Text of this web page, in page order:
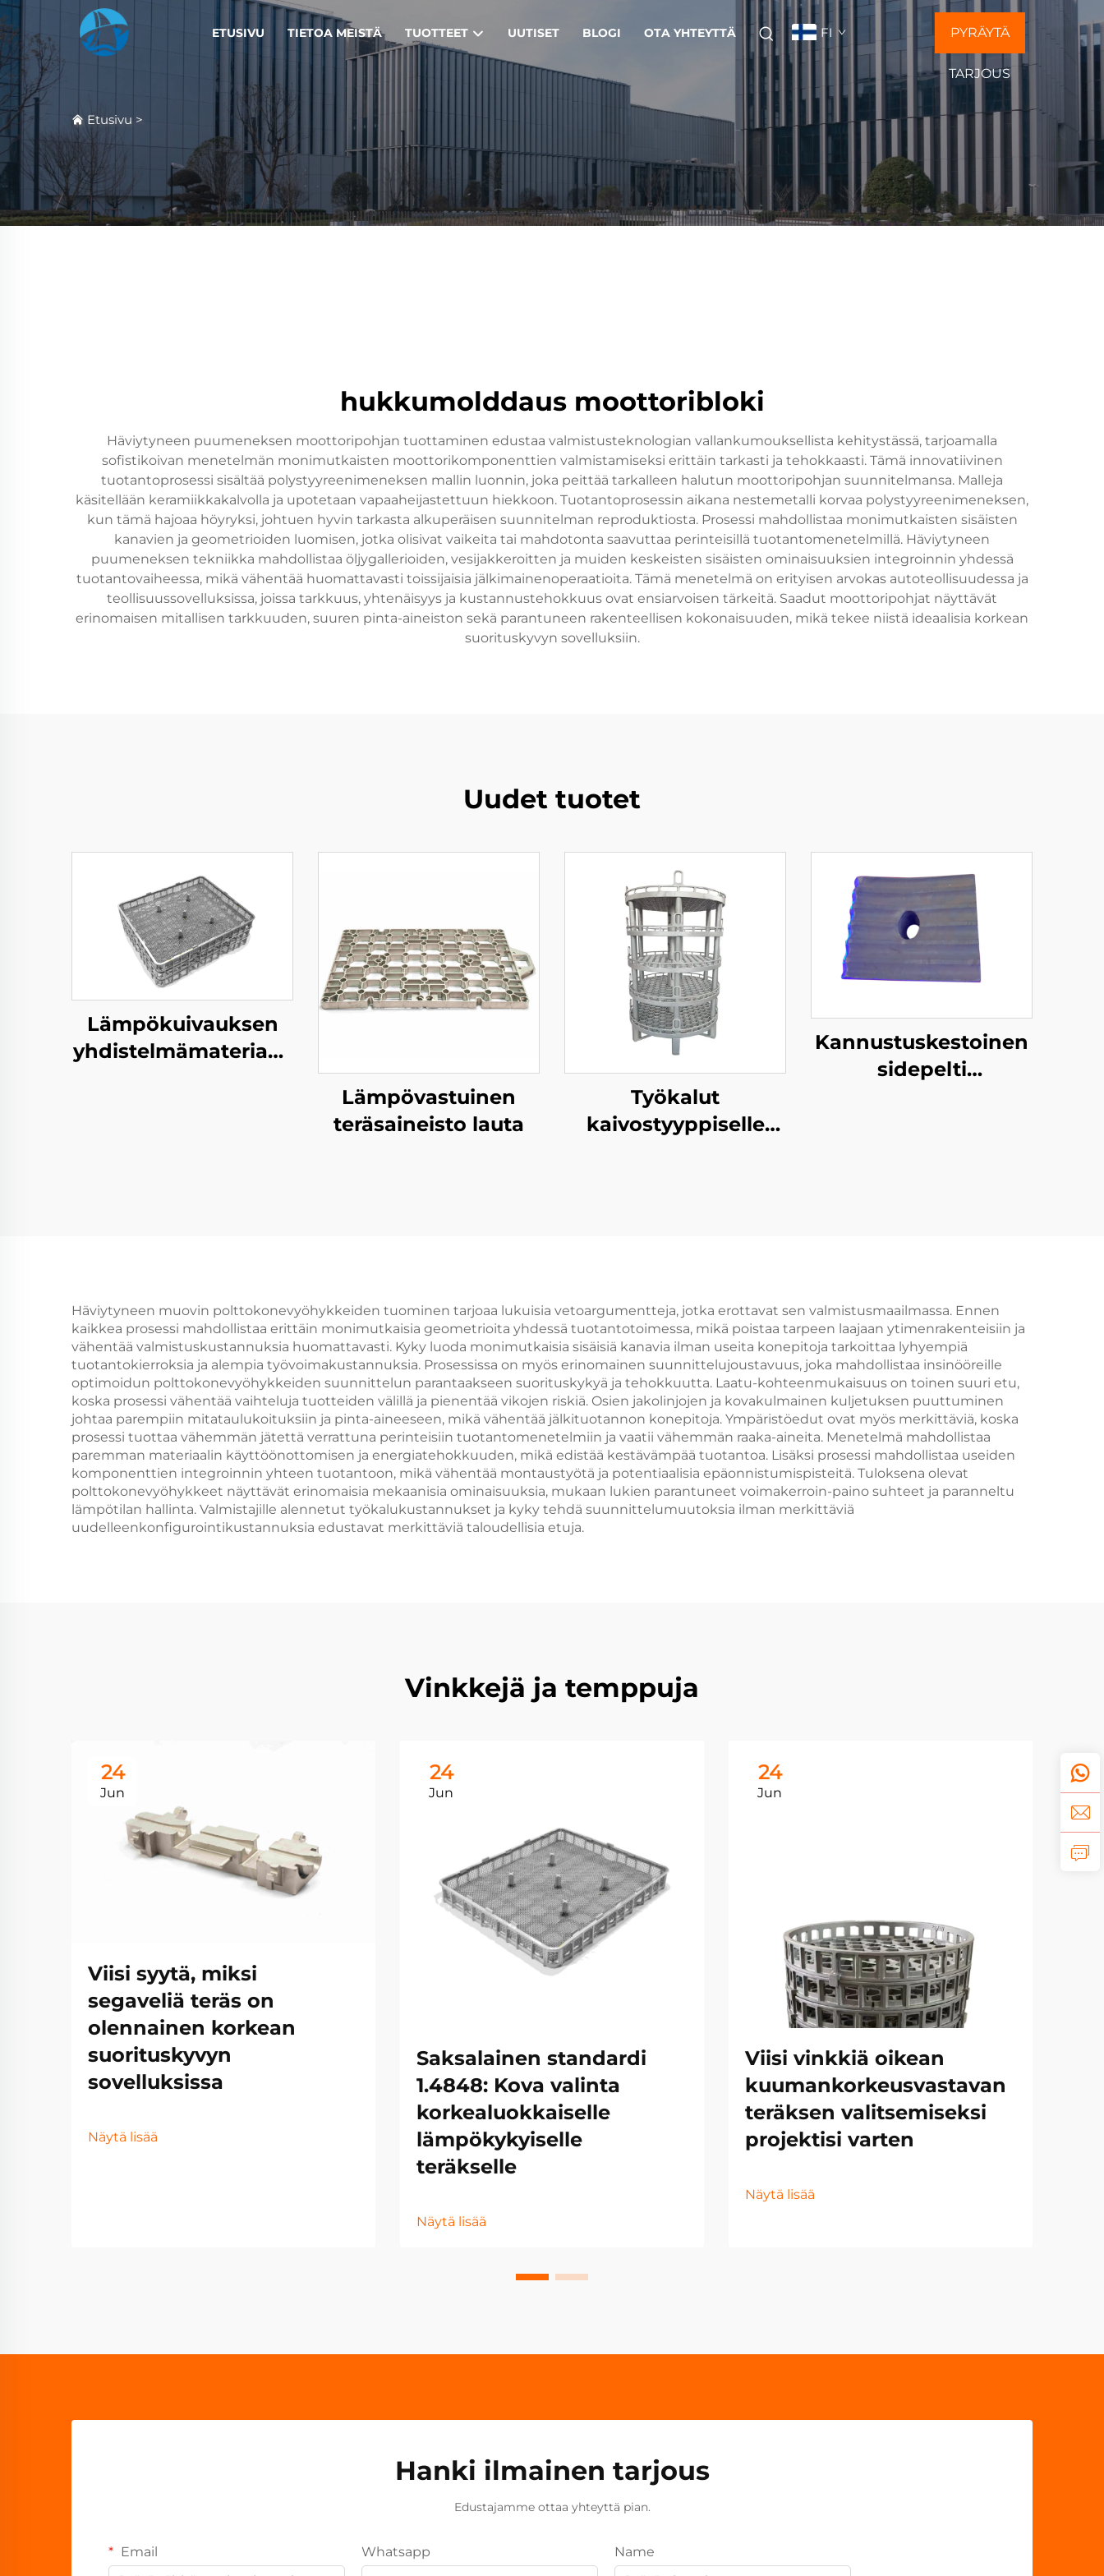
ETUSIVU TIETOA MEISTÄ TUOTTEET UUTISET BLOGI OTA YHTEYTTÄ FI PYRÄYTÄ
TARJOUS
Etusivu >
hukkumolddaus moottoribloki
Häviytyneen puumeneksen moottoripohjan tuottaminen edustaa valmistusteknologian vallankumouksellista kehitystässä, tarjoamalla
sofistikoivan menetelmän monimutkaisten moottorikomponenttien valmistamiseksi erittäin tarkasti ja tehokkaasti. Tämä innovatiivinen
tuotantoprosessi sisältää polystyyreenimeneksen mallin luonnin, joka peittää tarkalleen halutun moottoripohjan suunnitelmansa. Malleja
käsitellään keramiikkakalvolla ja upotetaan vapaaheijastettuun hiekkoon. Tuotantoprosessin aikana nestemetalli korvaa polystyyreenimeneksen,
kun tämä hajoaa höyryksi, johtuen hyvin tarkasta alkuperäisen suunnitelman reproduktiosta. Prosessi mahdollistaa monimutkaisten sisäisten
kanavien ja geometrioiden luomisen, jotka olisivat vaikeita tai mahdotonta saavuttaa perinteisillä tuotantomenetelmillä. Häviytyneen
puumeneksen tekniikka mahdollistaa öljygallerioiden, vesijakkeroitten ja muiden keskeisten sisäisten ominaisuuksien integroinnin yhdessä
tuotantovaiheessa, mikä vähentää huomattavasti toissijaisia jälkimainenoperaatioita. Tämä menetelmä on erityisen arvokas autoteollisuudessa ja
teollisuussovelluksissa, joissa tarkkuus, yhtenäisyys ja kustannustehokkuus ovat ensiarvoisen tärkeitä. Saadut moottoripohjat näyttävät
erinomaisen mitallisen tarkkuuden, suuren pinta-aineiston sekä parantuneen rakenteellisen kokonaisuuden, mikä tekee niistä ideaalisia korkean
suorituskyvyn sovelluksiin.
Uudet tuotet
Lämpökuivauksen
yhdistelmämateriaali
Lämpövastuinen
teräsaineisto lauta
Työkalut
kaivostyyppiselle
Kannustuskestoinen
sidepelti
Häviytyneen muovin polttokonevyöhykkeiden tuominen tarjoaa lukuisia vetoargumentteja, jotka erottavat sen valmistusmaailmassa. Ennen
kaikkea prosessi mahdollistaa erittäin monimutkaisia geometrioita yhdessä tuotantotoimessa, mikä poistaa tarpeen laajaan ytimenrakenteisiin ja
vähentää valmistuskustannuksia huomattavasti. Kyky luoda monimutkaisia sisäisiä kanavia ilman useita konepitoja tarkoittaa lyhyempiä
tuotantokierroksia ja alempia työvoimakustannuksia. Prosessissa on myös erinomainen suunnittelujoustavuus, joka mahdollistaa insinööreille
optimoidun polttokonevyöhykkeiden suunnittelun parantaakseen suorituskykyä ja tehokkuutta. Laatu-kohteenmukaisuus on toinen suuri etu,
koska prosessi vähentää vaihteluja tuotteiden välillä ja pienentää vikojen riskiä. Osien jakolinjojen ja kovakulmainen kuljetuksen puuttuminen
johtaa parempiin mitataulukoituksiin ja pinta-aineeseen, mikä vähentää jälkituotannon konepitoja. Ympäristöedut ovat myös merkittäviä, koska
prosessi tuottaa vähemmän jätettä verrattuna perinteisiin tuotantomenetelmiin ja vaatii vähemmän raaka-aineita. Menetelmä mahdollistaa
paremman materiaalin käyttöönottomisen ja energiatehokkuuden, mikä edistää kestävämpää tuotantoa. Lisäksi prosessi mahdollistaa useiden
komponenttien integroinnin yhteen tuotantoon, mikä vähentää montaustyötä ja potentiaalisia epäonnistumispisteitä. Tuloksena olevat
polttokonevyöhykkeet näyttävät erinomaisia mekaanisia ominaisuuksia, mukaan lukien parantuneet voimakerroin-paino suhteet ja paranneltu
lämpötilan hallinta. Valmistajille alennetut työkalukustannukset ja kyky tehdä suunnittelumuutoksia ilman merkittäviä
uudelleenkonfigurointikustannuksia edustavat merkittäviä taloudellisia etuja.
Vinkkejä ja temppuja
24
Jun
Viisi syytä, miksi
segaveliä teräs on
olennainen korkean
suorituskyvyn
sovelluksissa
Näytä lisää
24
Jun
Saksalainen standardi
1.4848: Kova valinta
korkealuokkaiselle
lämpökykyiselle
teräkselle
Näytä lisää
24
Jun
Viisi vinkkiä oikean
kuumankorkeusvastavan
teräksen valitsemiseksi
projektisi varten
Näytä lisää
Hanki ilmainen tarjous
Edustajamme ottaa yhteyttä pian.
Email Whatsapp Name